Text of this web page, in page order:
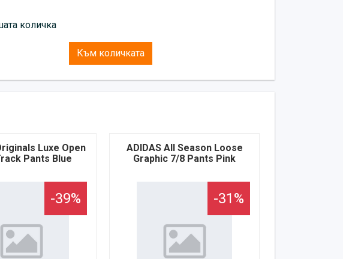
количка
Към количката
Luxe Open
Pants Blue
-39%
ADIDAS All Season Loose
Graphic 7/8 Pants Pink
-31%